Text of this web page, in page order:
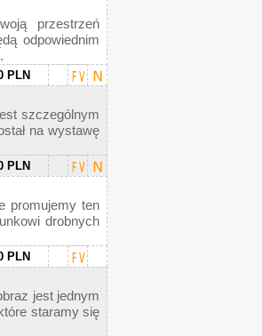
przestrzeń
odpowiednim
PLN
szczególnym
na wystawę
PLN
promujemy ten
drobnych
PLN
jest jednym
staramy się